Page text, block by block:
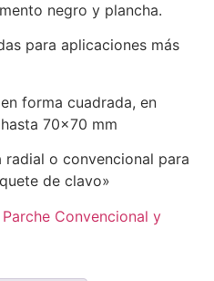
negro y plancha.
para aplicaciones más
forma cuadrada, en
70×70 mm
radial o convencional para
de clavo»
Parche Convencional y